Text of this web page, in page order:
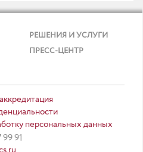
РЕШЕНИЯ И УСЛУГИ
ПРЕСС-ЦЕНТР
персональных данных
91